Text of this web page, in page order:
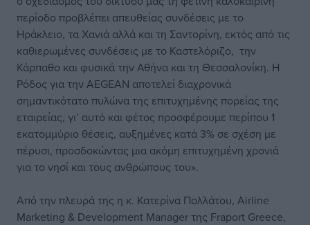
περίοδο προβλέπει απευθείας συνδέσεις με τo
Ηράκλειο, τα Χανιά αλλά και τη Σαντορίνη, εκτός από τις
καθιερωμένες συνδέσεις με το Καστελόριζο, την
Κάρπαθο και φυσικά την Αθήνα και τη Θεσσαλονίκη. Η
Ρόδος για την AEGEAN αποτελεί διαχρονικά
σημαντικότατο πυλώνα της επιτυχημένης πορείας της
εταιρείας, γι’ αυτό και φέτος προσφέρουμε περίπου 1
εκατομμύριο θέσεις, αυξημένες κατά 3% σε σχέση με
πέρυσι, προσδοκώντας μια ακόμη επιτυχημένη χρονιά
για το νησί και τους ανθρώπους του».
Από την πλευρά της η κ. Κατερίνα Πολλάτου, Airline
Marketing & Development Manager της Fraport Greece,